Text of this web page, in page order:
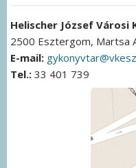
Helischer József
2500 Esztergom, Martsa
E-mail:
Tel.: 33 401 739